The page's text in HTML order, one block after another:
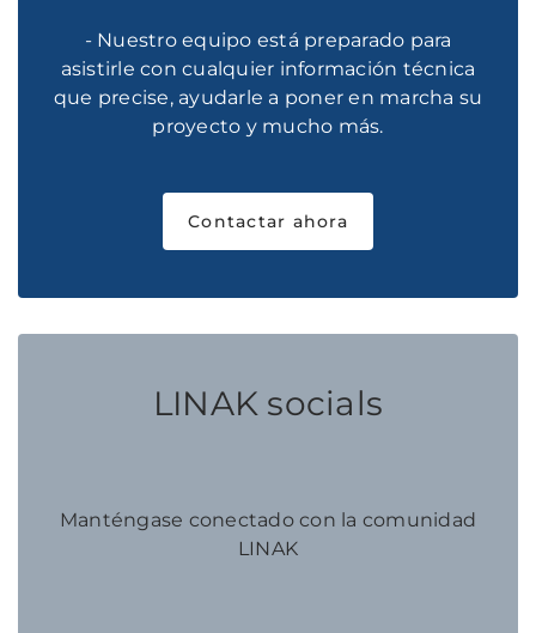
- Nuestro equipo está preparado para
asistirle con cualquier información técnica
que precise, ayudarle a poner en marcha su
proyecto y mucho más.
Contactar ahora
LINAK socials
Manténgase conectado con la comunidad
LINAK